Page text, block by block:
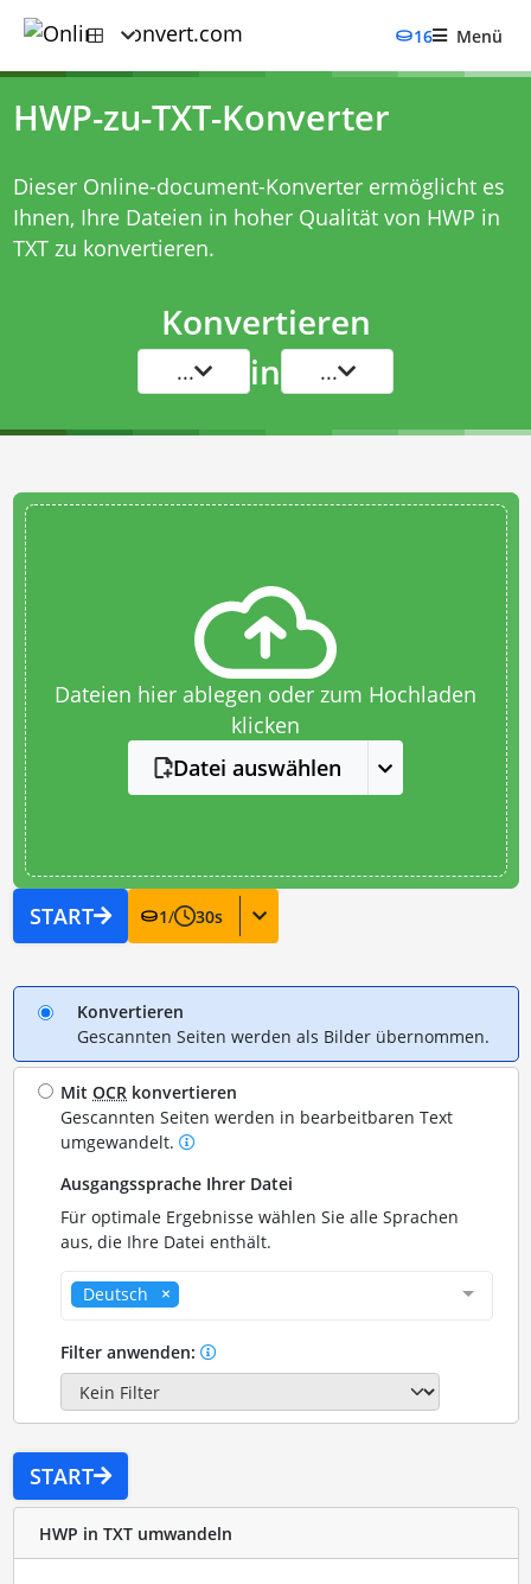
16 Menü
HWP-zu-TXT-Konverter
Dieser Online-document-Konverter ermöglicht es
Ihnen, Ihre Dateien in hoher Qualität von HWP in
TXT zu konvertieren.
Konvertieren
... in ...
Dateien hier ablegen oder zum Hochladen
klicken
Datei auswählen
START 1/ 30s
Konvertieren
Gescannten Seiten werden als Bilder übernommen.
MitOCR konvertieren
Gescannten Seiten werden in bearbeitbaren Text
umgewandelt.
Ausgangssprache Ihrer Datei
Für optimale Ergebnisse wählen Sie alle Sprachen
aus, die Ihre Datei enthält.
Deutsch
Filter anwenden:
START
HWP in TXT umwandeln